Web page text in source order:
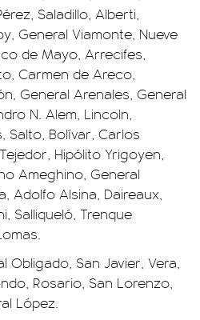
Saladillo, Alberti,
General Viamonte, Nueve
de Mayo, Arrecifes,
Carmen de Areco,
General Arenales, General
N. Alem, Lincoln,
Salto, Bolívar, Carlos
Hipólito Yrigoyen,
Ameghino, General
Adolfo Alsina, Daireaux,
Salliqueló, Trenque
Obligado, San Javier, Vera,
Rosario, San Lorenzo,
López.